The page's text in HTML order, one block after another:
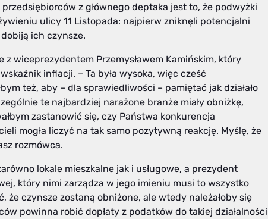
z głównego deptaka jest to, że podwyżki
ulicy 11 Listopada: najpierw zniknęli potencjalni
ich czynsze.
wiceprezydentem Przemysławem Kamińskim, który
inflacji. – Ta była wysoka, więc cześć
też, aby – dla sprawiedliwości – pamiętać jak działało
te najbardziej narażone branże miały obniżkę,
zastanowić się, czy Państwa konkurencja
mogła liczyć na tak samo pozytywną reakcję. Myślę, że
rozmówca.
lokale mieszkalne jak i usługowe, a prezydent
który nimi zarządza w jego imieniu musi to wszystko
że czynsze zostaną obniżone, ale wtedy należałoby się
powinna robić dopłaty z podatków do takiej działalności